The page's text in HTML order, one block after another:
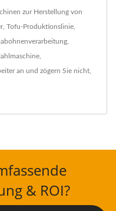
zur Herstellung von
, Tofu-Produktionslinie
an und zögern Sie nicht,
& ROI?